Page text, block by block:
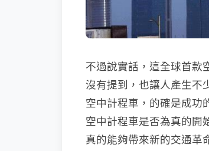
不過說實話，這全球首款
沒有提到，也讓人產生不
空中計程車，的確是成功
空中計程車是否為真的開
真的能夠帶來新的交通革